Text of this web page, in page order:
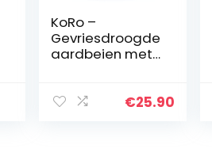
KoRo –
Gevriesdroogde
aardbeien met
€25.90